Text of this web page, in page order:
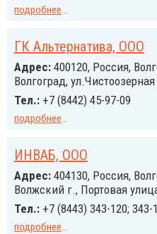
подробнее...
ГК Альтернатива, ООО
Адрес: 400120, Россия,
Волгоград,
Тел.: +7 (8442) 45-97-09
подробнее...
ИНВАБ, ООО
Адрес: 404130, Россия,
Волжский г., Портовая
Тел.: +7 (8443) 343-120; 343-
подробнее...